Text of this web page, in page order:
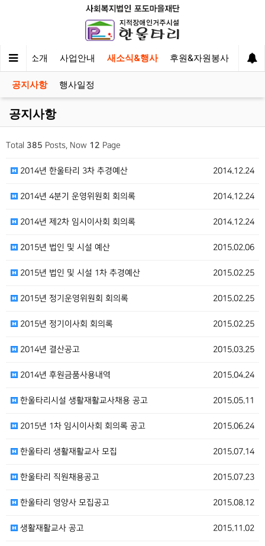
타리 소개 사업안내 새소식&행사 후원&자원봉사 이야
공지사항 행사일정
공지사항
Total 385 Posts, Now 12 Page
2014.12.24
2014년 한울타리 3차 추경예산
2014.12.24
2014년 4분기 운영위원회 회의록
2014.12.24
2014년 제2차 임시이사회 회의록
2015.02.06
2015년 법인 및 시설 예산
2015.02.25
2015년 법인 및 시설 1차 추경예산
2015.02.25
2015년 정기운영위원회 회의록
2015.02.25
2015년 정기이사회 회의록
2015.03.25
2014년 결산공고
2015.04.24
2014년 후원금품사용내역
2015.05.11
한울타리시설 생활재활교사채용 공고
2015.06.24
2015년 1차 임시이사회 회의록 공고
2015.07.14
한울타리 생활재활교사 모집
2015.07.23
한울타리 직원채용공고
2015.08.12
한울타리 영양사 모집공고
2015.11.02
생활재활교사 공고